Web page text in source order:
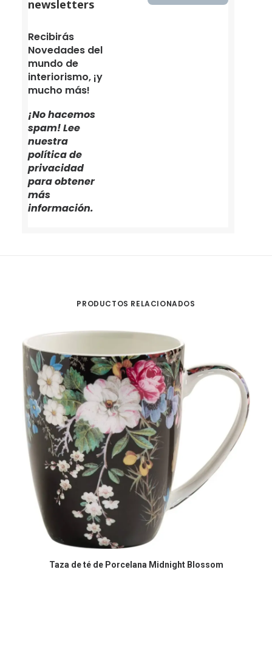
newsletters
Recibirás
Novedades del
mundo de
interiorismo, ¡y
mucho más!
¡No hacemos
spam! Lee
nuestra
política de
privacidad
para obtener
más
información.
PRODUCTOS RELACIONADOS
COMPRAR EN AMAZON
Taza de té de Porcelana Midnight Blossom